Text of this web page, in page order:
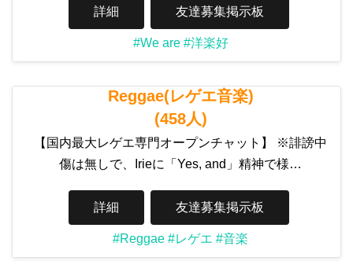
詳細 友達募集掲示板
#We are #洋楽好
Reggae(レゲエ音楽)
(458人)
【国内最大レゲエ専門オープンチャット】 ※誹謗中
傷は無しで、Irieに「Yes, and」精神で様…
詳細 友達募集掲示板
#Reggae #レゲエ #音楽